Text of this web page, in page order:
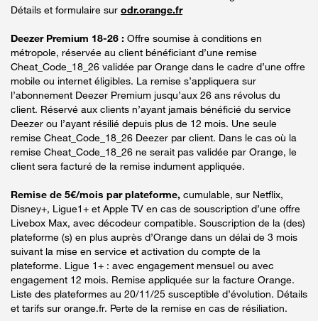
Détails et formulaire sur odr.orange.fr
Deezer Premium 18-26 : Offre soumise à conditions en
métropole, réservée au client bénéficiant d’une remise
Cheat_Code_18_26 validée par Orange dans le cadre d’une offre
mobile ou internet éligibles. La remise s’appliquera sur
l’abonnement Deezer Premium jusqu’aux 26 ans révolus du
client. Réservé aux clients n’ayant jamais bénéficié du service
Deezer ou l’ayant résilié depuis plus de 12 mois. Une seule
remise Cheat_Code_18_26 Deezer par client. Dans le cas où la
remise Cheat_Code_18_26 ne serait pas validée par Orange, le
client sera facturé de la remise indument appliquée.
Remise de 5€/mois par plateforme, cumulable, sur Netflix,
Disney+, Ligue1+ et Apple TV en cas de souscription d’une offre
Livebox Max, avec décodeur compatible. Souscription de la (des)
plateforme (s) en plus auprès d’Orange dans un délai de 3 mois
suivant la mise en service et activation du compte de la
plateforme. Ligue 1+ : avec engagement mensuel ou avec
engagement 12 mois. Remise appliquée sur la facture Orange.
Liste des plateformes au 20/11/25 susceptible d’évolution. Détails
et tarifs sur orange.fr. Perte de la remise en cas de résiliation.